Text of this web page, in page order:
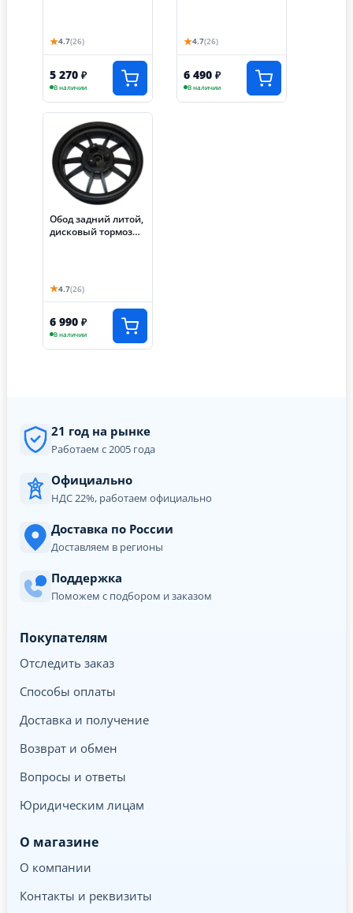
★4.7(26)
5 270 ₽
В наличии
★4.7(26)
6 490 ₽
В наличии
Обод задний литой,
дисковый тормоз
★4.7(26)
6 990 ₽
В наличии
21 год на рынке
Работаем с 2005 года
Официально
НДС 22%, работаем официально
Доставка по России
Доставляем в регионы
Поддержка
Поможем с подбором и заказом
Покупателям
Отследить заказ
Способы оплаты
Доставка и получение
Возврат и обмен
Вопросы и ответы
Юридическим лицам
О магазине
О компании
Контакты и реквизиты